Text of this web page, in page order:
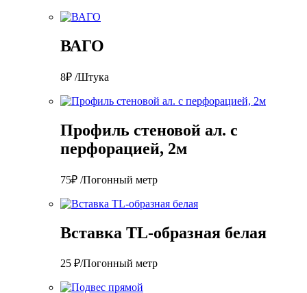
ВАГО
8₽ /Штука
Профиль стеновой ал. с
перфорацией, 2м
75₽ /Погонный метр
Вставка TL-образная белая
25 ₽/Погонный метр